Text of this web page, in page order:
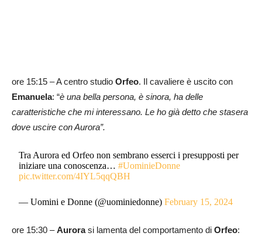
ore 15:15 – A centro studio Orfeo. Il cavaliere è uscito con
Emanuela: “è una bella persona, è sinora, ha delle
caratteristiche che mi interessano. Le ho già detto che stasera
dove uscire con Aurora”.
Tra Aurora ed Orfeo non sembrano esserci i presupposti per
iniziare una conoscenza…#UominieDonne
pic.twitter.com/4IYL5qqQBH
— Uomini e Donne (@uominiedonne)February 15, 2024
ore 15:30 –Aurorasi lamenta del comportamento di Orfeo: